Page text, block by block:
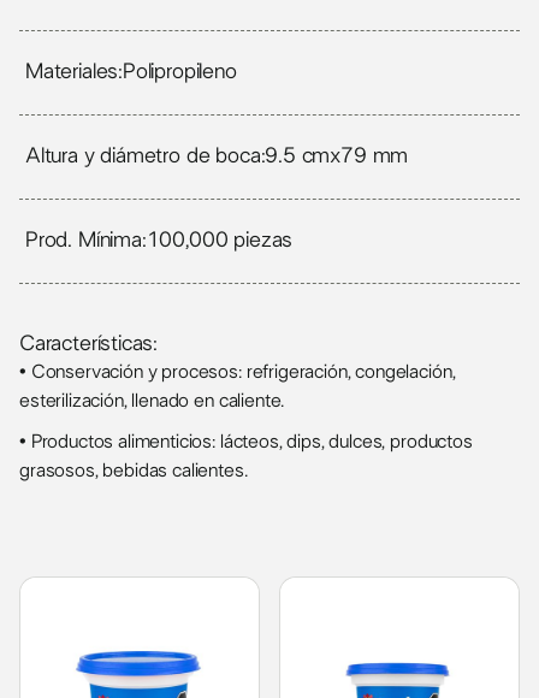
Materiales:Polipropileno
Altura y diámetro de boca:9.5 cmx79 mm
Prod. Mínima:100,000 piezas
Características:
• Conservación y procesos: refrigeración, congelación,
esterilización, llenado en caliente.
• Productos alimenticios: lácteos, dips, dulces, productos
grasosos, bebidas calientes.